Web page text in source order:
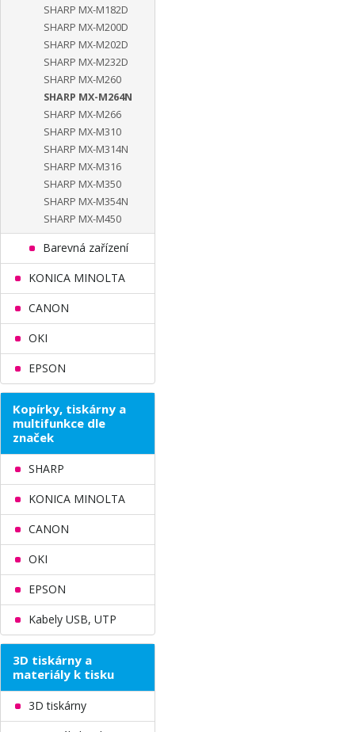
SHARP MX-M182D
SHARP MX-M200D
SHARP MX-M202D
SHARP MX-M232D
SHARP MX-M260
SHARP MX-M264N
SHARP MX-M266
SHARP MX-M310
SHARP MX-M314N
SHARP MX-M316
SHARP MX-M350
SHARP MX-M354N
SHARP MX-M450
Barevná zařízení
KONICA MINOLTA
CANON
OKI
EPSON
Kopírky, tiskárny a
multifunkce dle
značek
SHARP
KONICA MINOLTA
CANON
OKI
EPSON
Kabely USB, UTP
3D tiskárny a
materiály k tisku
3D tiskárny